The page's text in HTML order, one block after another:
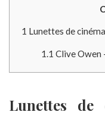
1 Lunettes de
1.1 Clive Owen
Lunettes de